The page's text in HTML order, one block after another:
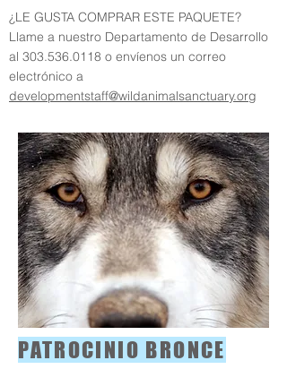
¿LE GUSTA COMPRAR ESTE PAQUETE?
Llame a nuestro Departamento de Desarrollo
al 303.536.0118 o envíenos un correo
electrónico a
developmentstaff@wildanimalsanctuary.org
PATROCINIO BRONCE